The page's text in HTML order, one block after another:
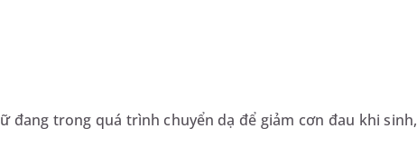
đang trong quá trình chuyển dạ để giảm cơn đau khi sinh,